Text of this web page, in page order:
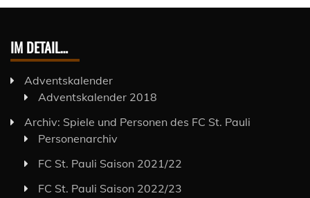
IM DETAIL…
Adventskalender
Adventskalender 2018
Archiv: Spiele und Personen des FC St. Pauli
Personenarchiv
FC St. Pauli Saison 2021/22
FC St. Pauli Saison 2022/23